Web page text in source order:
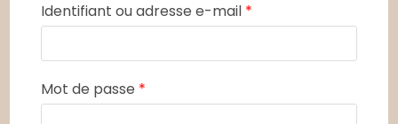
Identifiant ou adresse e-mail *
Mot de passe *